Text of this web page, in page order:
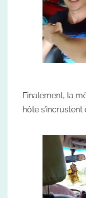
Finalement, la
hôte